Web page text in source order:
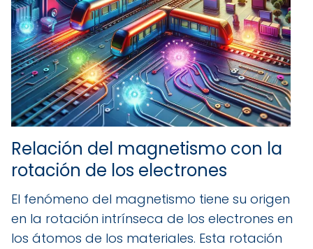
Relación del magnetismo con la
rotación de los electrones
El fenómeno del magnetismo tiene su origen
en la rotación intrínseca de los electrones en
los átomos de los materiales. Esta rotación